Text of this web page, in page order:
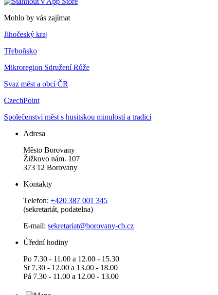
Mohlo by vás zajímat
Jihočeský kraj
Třeboňsko
Mikroregion Sdružení Růže
Svaz měst a obcí ČR
CzechPoint
Společenství měst s husitskou minulostí a tradicí
Adresa
Město Borovany
Žižkovo nám. 107
373 12 Borovany
Kontakty
Telefon: +420 387 001 345
(sekretariát, podatelna)
E-mail: sekretariat@borovany-cb.cz
Úřední hodiny
Po 7.30 - 11.00 a 12.00 - 15.30
St 7.30 - 12.00 a 13.00 - 18.00
Pá 7.30 - 11.00 a 12.00 - 13.00